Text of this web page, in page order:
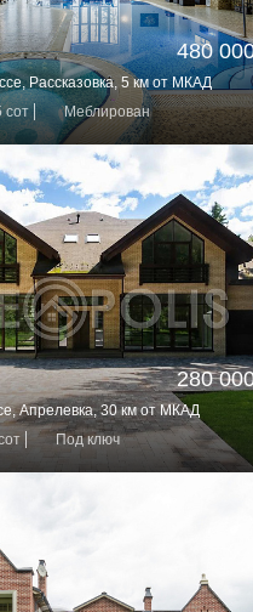
480
Рассказовка, 5 км от МКАД
сот Меблирован
280
Апрелевка, 30 км от МКАД
Под ключ